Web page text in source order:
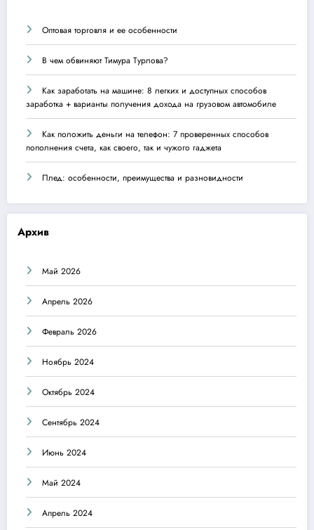
Оптовая торговля и ее особенности
В чем обвиняют Тимура Турлова?
Как заработать на машине: 8 легких и доступных способов
заработка + варианты получения дохода на грузовом автомобиле
Как положить деньги на телефон: 7 проверенных способов
пополнения счета, как своего, так и чужого гаджета
Плед: особенности, преимущества и разновидности
Архив
Май 2026
Апрель 2026
Февраль 2026
Ноябрь 2024
Октябрь 2024
Сентябрь 2024
Июнь 2024
Май 2024
Апрель 2024